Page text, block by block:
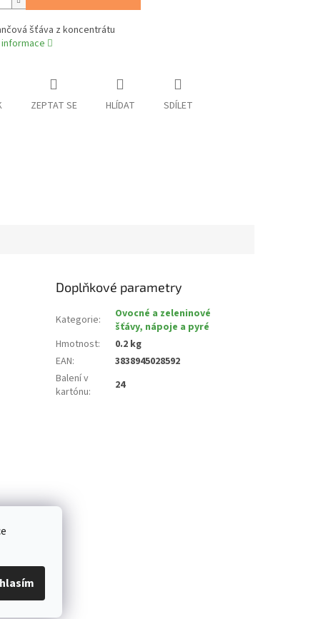
šťáva z koncentrátu
ZEPTAT SE HLÍDAT SDÍLET
Doplňkové parametry
Kategorie:
Ovocné a zeleninové
šťávy, nápoje a pyré
Hmotnost:
0.2 kg
EAN:
3838945028592
Balení v
kartónu: 24